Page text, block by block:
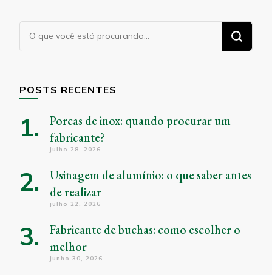
Procurando
algo?
POSTS RECENTES
Porcas de inox: quando procurar um
fabricante?
julho 28, 2026
Usinagem de alumínio: o que saber antes
de realizar
julho 22, 2026
Fabricante de buchas: como escolher o
melhor
junho 30, 2026